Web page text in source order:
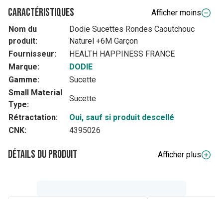
Caractéristiques
Afficher moins
Nom du
produit:
Dodie Sucettes Rondes Caoutchouc
Naturel +6M Garçon
Fournisseur:
HEALTH HAPPINESS FRANCE
Marque:
DODIE
Gamme:
Sucette
Small Material
Type:
Sucette
Rétractation:
Oui, sauf si produit descellé
CNK:
4395026
Détails du produit
Afficher plus